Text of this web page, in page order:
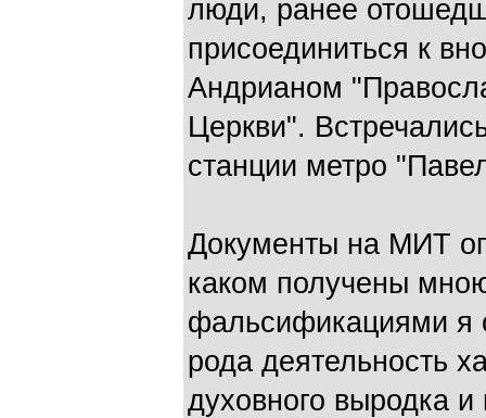
люди, ранее
присоединиться к
Андрианом
Церкви".
станции метро
Документы на МИТ
каком получены
фальсификациями я
рода деятельность
духовного выродка